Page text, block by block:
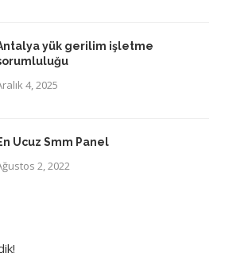
yük gerilim işletme
4, 2025
Ucuz Smm Panel
2, 2022